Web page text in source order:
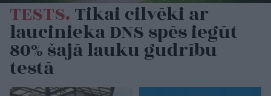
TESTS.Tikai cilvēki ar
laucinieka DNS spēs iegūt
80% šajā lauku gudrību
testā